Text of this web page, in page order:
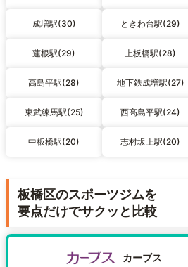
成増駅(30) ときわ台駅(29)
蓮根駅(29) 上板橋駅(28)
高島平駅(28) 地下鉄成増駅(27)
東武練馬駅(25) 西高島平駅(24)
中板橋駅(20) 志村坂上駅(20)
板橋区のスポーツジムを
要点だけでサクッと比較
カーブス